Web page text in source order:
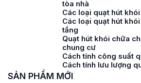
tòa nhà
Các loại quạt hút
Các loại quạt hút
tầng
Quạt hút khói chữa
chung cư
Cách tính công suất
Cách tính lưu lượng
SẢN PHẨM MỚI